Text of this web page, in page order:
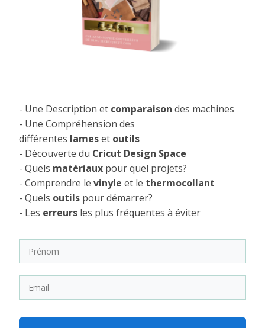
- Une Description et comparaison des machines
- Une Compréhension des
différentes lameset outils
- Découverte du Cricut Design Space
- Quels matériaux pour quel projets?
- Comprendre le vinyle et le thermocollant
- Quels outils pour démarrer?
- Les erreurs les plus fréquentes à éviter